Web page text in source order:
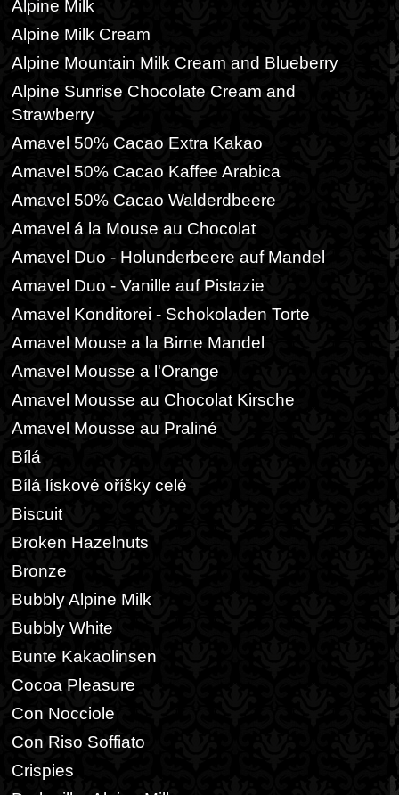
Alpine Milk
Alpine Milk Cream
Alpine Mountain Milk Cream and Blueberry
Alpine Sunrise Chocolate Cream and
Strawberry
Amavel 50% Cacao Extra Kakao
Amavel 50% Cacao Kaffee Arabica
Amavel 50% Cacao Walderdbeere
Amavel á la Mouse au Chocolat
Amavel Duo - Holunderbeere auf Mandel
Amavel Duo - Vanille auf Pistazie
Amavel Konditorei - Schokoladen Torte
Amavel Mouse a la Birne Mandel
Amavel Mousse a l'Orange
Amavel Mousse au Chocolat Kirsche
Amavel Mousse au Praliné
Bílá
Bílá lískové oříšky celé
Biscuit
Broken Hazelnuts
Bronze
Bubbly Alpine Milk
Bubbly White
Bunte Kakaolinsen
Cocoa Pleasure
Con Nocciole
Con Riso Soffiato
Crispies